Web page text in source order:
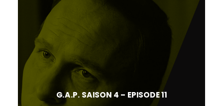
G.A.P. SAISON 4 – EPISODE 11